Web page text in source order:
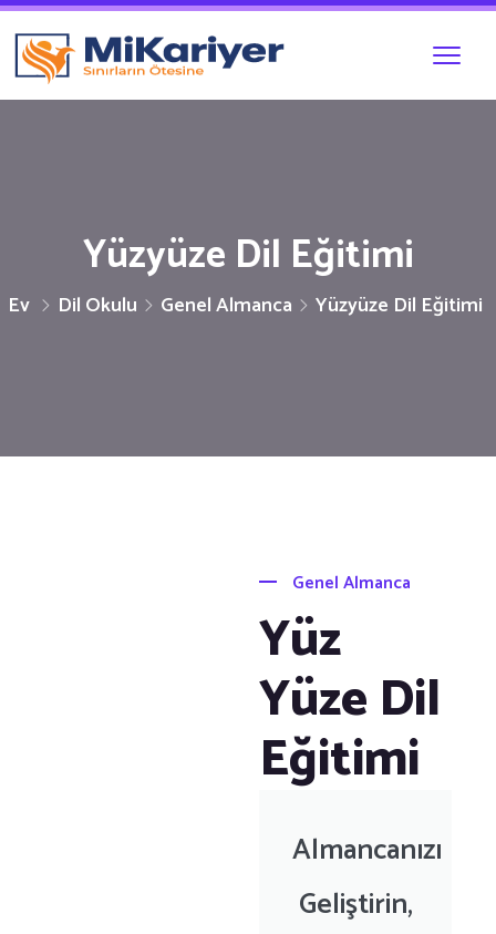
Yüzyüze Dil Eğitimi
Ev Dil Okulu Genel Almanca Yüzyüze Dil Eğitimi
Genel Almanca
Yüz
Yüze Dil
Eğitimi
Almancanızı
Geliştirin,